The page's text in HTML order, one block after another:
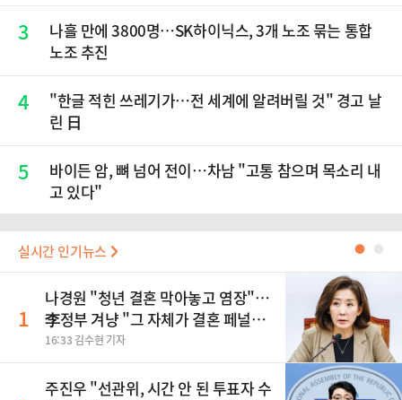
3
나흘 만에 3800명…SK하이닉스, 3개 노조 묶는 통합
노조 추진
4
"한글 적힌 쓰레기가…전 세계에 알려버릴 것" 경고 날
린 日
5
바이든 암, 뼈 넘어 전이…차남 "고통 참으며 목소리 내
고 있다"
실시간 인기뉴스 ●
1
나경원 "청년 결혼 막아놓고 염장"…
李정부 겨냥 "그 자체가 결혼 페널
티"
16:33 김수현 기자
주진우 "선관위, 시간 안 된 투표자 수